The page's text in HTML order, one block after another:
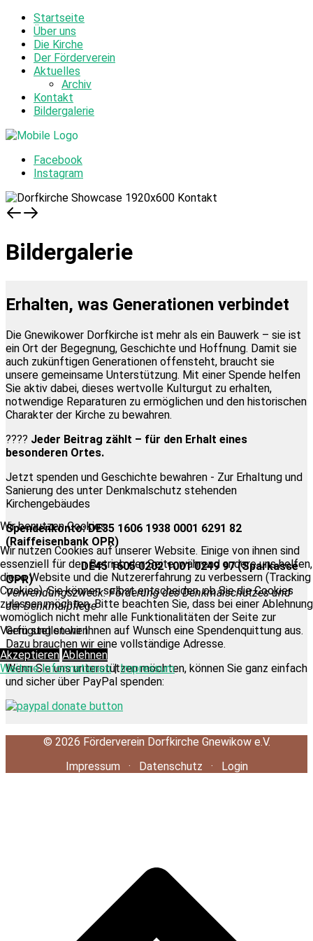
Startseite
Über uns
Die Kirche
Der Förderverein
Aktuelles
Archiv
Kontakt
Bildergalerie
Facebook
Instagram
Bildergalerie
Erhalten, was Generationen verbindet
Die Gnewikower Dorfkirche ist mehr als ein Bauwerk – sie ist
ein Ort der Begegnung, Geschichte und Hoffnung. Damit sie
auch zukünftigen Generationen offensteht, braucht sie
unsere gemeinsame Unterstützung. Mit einer Spende helfen
Sie aktiv dabei, dieses wertvolle Kulturgut zu erhalten,
notwendige Reparaturen zu ermöglichen und den historischen
Charakter der Kirche zu bewahren.
???? Jeder Beitrag zählt – für den Erhalt eines
besonderen Ortes.
Jetzt spenden und Geschichte bewahren - Zur Erhaltung und
Sanierung des unter Denkmalschutz stehenden
Kirchengebäudes
Spendenkonto:DE35 1606 1938 0001 6291 82
(Raiffeisenbank OPR)
DE45 1605 0202 1001 0249 97 (Sparkasse
OPR)
Verwendungszweck: Förderung des Denkmalschutzes und
der Denkmalpflege
Gern stellen wir Ihnen auf Wunsch eine Spendenquittung aus.
Dazu brauchen wir eine vollständige Adresse.
Wenn Sie uns unterstützen möchten, können Sie ganz einfach
und sicher über PayPal spenden:
© 2026 Förderverein Dorfkirche Gnewikow e.V.
Impressum · Datenschutz · Login
Wir benutzen Cookies
Wir nutzen Cookies auf unserer Website. Einige von ihnen sind
essenziell für den Betrieb der Seite, während andere uns helfen,
diese Website und die Nutzererfahrung zu verbessern (Tracking
Cookies). Sie können selbst entscheiden, ob Sie die Cookies
zulassen möchten. Bitte beachten Sie, dass bei einer Ablehnung
womöglich nicht mehr alle Funktionalitäten der Seite zur
Verfügung stehen.
Akzeptieren Ablehnen
Weitere Informationen|Impressum